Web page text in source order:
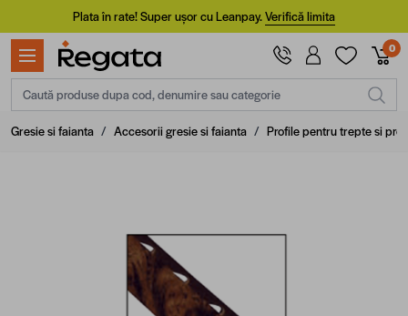
Mergi la ConținutPlata în rate! Super ușor cu Leanpay.Verifică limita
0
Caută produse dupa cod, denumire sau categorie
Gresie si faianta / Accesorii gresie si faianta / Profile pentru trepte si